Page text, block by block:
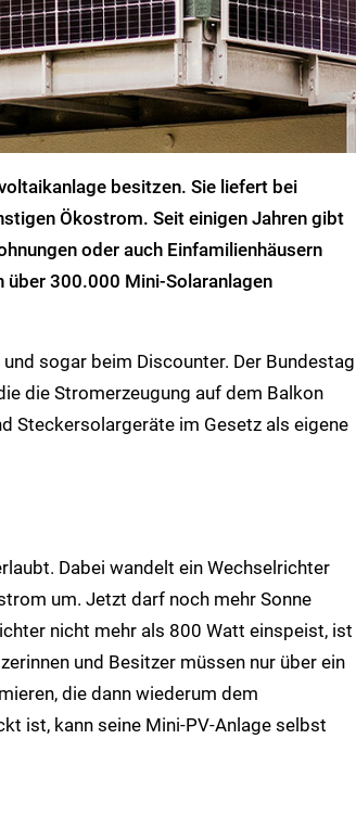
besitzen. Sie liefert bei
Ökostrom. Seit einigen Jahren gibt
oder auch Einfamilienhäusern
über 300.000 Mini-Solaranlagen
sogar beim Discounter. Der Bundestag
die Stromerzeugung auf dem Balkon
Steckersolargeräte im Gesetz als eigene
Dabei wandelt ein Wechselrichter
um. Jetzt darf noch mehr Sonne
nicht mehr als 800 Watt einspeist, ist
und Besitzer müssen nur über ein
die dann wiederum dem
ist, kann seine Mini-PV-Anlage selbst